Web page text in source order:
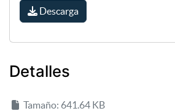
Descarga
Detalles
Tamaño: 641.64 KB